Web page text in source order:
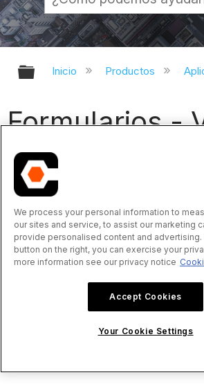
Expandir/contraer
Inicio Productos
Formularios -
Términos de uso
We process your personal information to
our sites and service, to assist our marketing
provide personalised content and advertising.
button on the right, you can exercise your
more information see our privacy notice
Accept Cookies
Your Cookie Settings